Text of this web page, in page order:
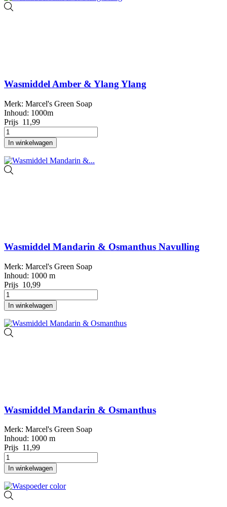
Wasmiddel Amber & Ylang Ylang
Merk: Marcel's Green Soap
Inhoud: 1000m
Prijs 11,99
In winkelwagen
Wasmiddel Mandarin & Osmanthus Navulling
Merk: Marcel's Green Soap
Inhoud: 1000 m
Prijs 10,99
In winkelwagen
Wasmiddel Mandarin & Osmanthus
Merk: Marcel's Green Soap
Inhoud: 1000 m
Prijs 11,99
In winkelwagen